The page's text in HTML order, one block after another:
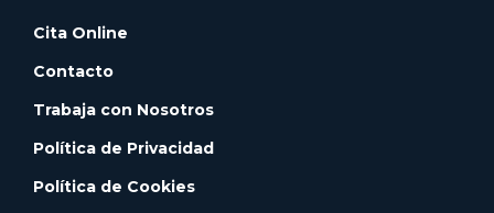
Cita Online
Contacto
Trabaja con Nosotros
Política de Privacidad
Política de Cookies